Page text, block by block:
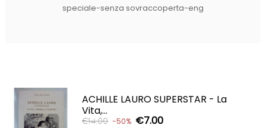
speciale-senza sovraccoperta-eng
ACHILLE LAURO SUPERSTAR - La
Vita,...
€14.00 -50% €7.00